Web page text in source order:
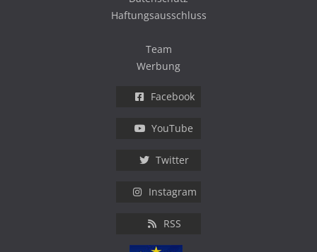
Haftungsausschluss
Team
Werbung
Facebook
YouTube
Twitter
Instagram
RSS